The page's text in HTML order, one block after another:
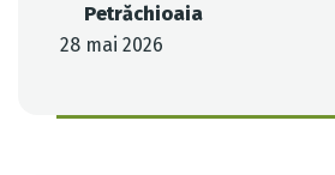
Petrăchioaia
28 mai 2026